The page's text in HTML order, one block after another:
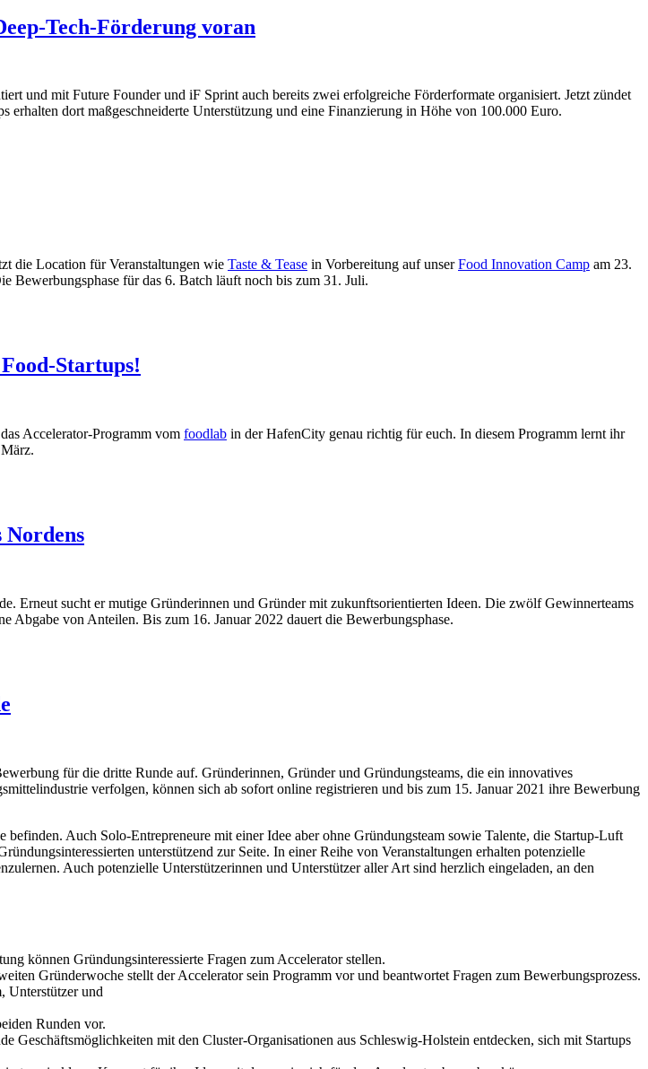
Tech-Förderung voran
und mit Future Founder und iF Sprint auch bereits zwei erfolgreiche Förderformate organisiert. Jetzt zündet
dort maßgeschneiderte Unterstützung und eine Finanzierung in Höhe von 100.000 Euro.
die Location für Veranstaltungen wie Taste & Tease in Vorbereitung auf unserFood Innovation Camp am 23.
Bewerbungsphase für das 6. Batch läuft noch bis zum 31. Juli.
Startups!
Accelerator-Programm vom foodlab in der HafenCity genau richtig für euch. In diesem Programm lernt ihr
Nordens
Erneut sucht er mutige Gründerinnen und Gründer mit zukunftsorientierten Ideen. Die zwölf Gewinnerteams
Abgabe von Anteilen. Bis zum 16. Januar 2022 dauert die Bewerbungsphase.
für die dritte Runde auf. Gründerinnen, Gründer und Gründungsteams, die ein innovatives
verfolgen, können sich ab sofort online registrieren und bis zum 15. Januar 2021 ihre Bewerbung
Auch Solo-Entrepreneure mit einer Idee aber ohne Gründungsteam sowie Talente, die Startup-Luft
unterstützend zur Seite. In einer Reihe von Veranstaltungen erhalten potenzielle
Auch potenzielle Unterstützerinnen und Unterstützer aller Art sind herzlich eingeladen, an den
können Gründungsinteressierte Fragen zum Accelerator stellen.
Gründerwoche stellt der Accelerator sein Programm vor und beantwortet Fragen zum Bewerbungsprozess.
Unterstützer und
Runden vor.
Geschäftsmöglichkeiten mit den Cluster-Organisationen aus Schleswig-Holstein entdecken, sich mit Startups